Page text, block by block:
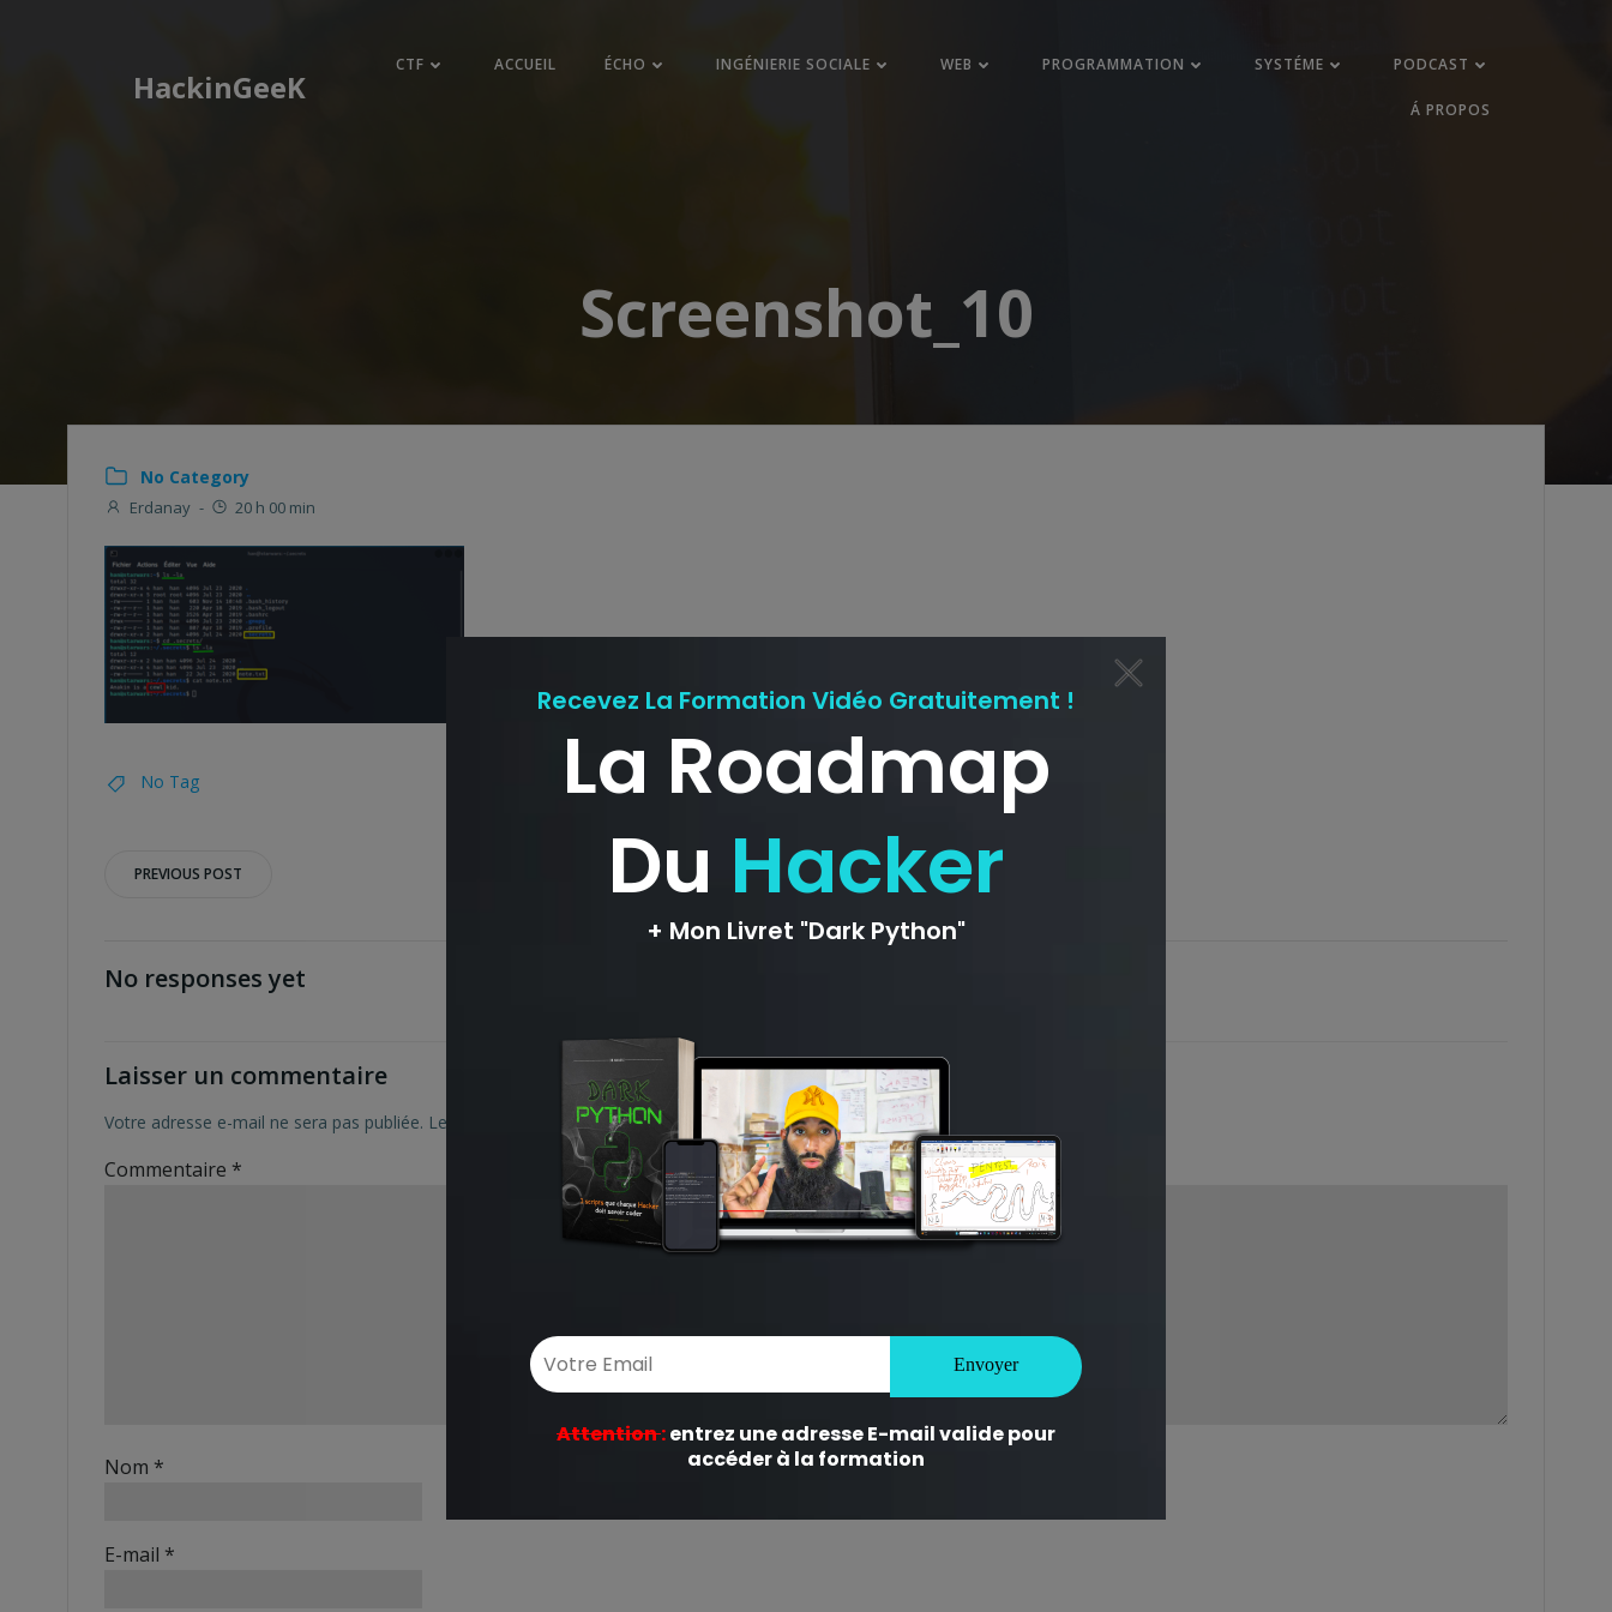
HackinGeeK
CTF ACCUEIL ÉCHO INGÉNIERIE SOCIALE WEB PROGRAMMATION SYSTÉME PODCAST
Á PROPOS
Screenshot_10
No Category
Erdanay - 20 h 00 min
No Tag
Post
PREVIOUS POST
No responses yet
Laisser un commentaire
Votre adresse e-mail ne sera pas publiée. Les champs obligatoires sont indiqués avec*
Commentaire *
Nom *
E-mail *